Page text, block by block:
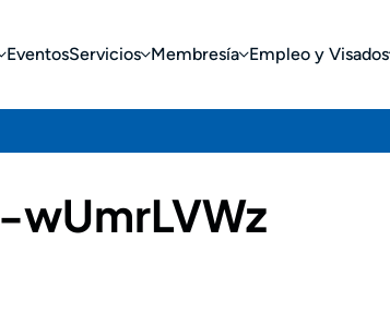
EventosServicios Membresía Empleo y Visados
wUmrLVWz